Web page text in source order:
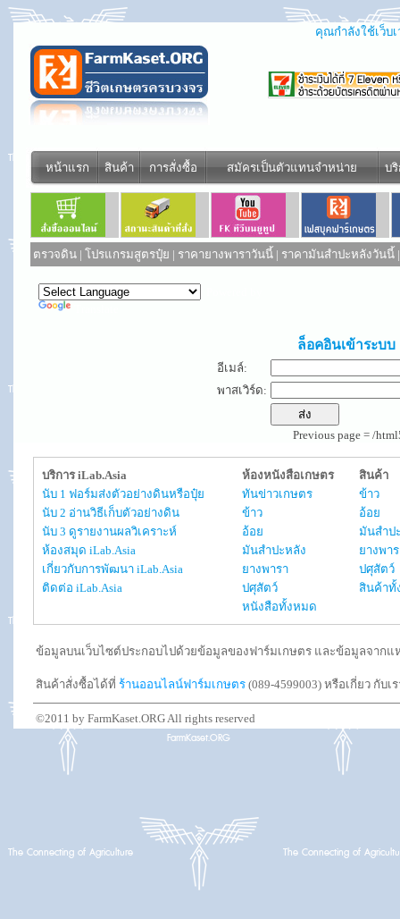
คุณกำลังใช้เว็บ
หน้าแรก สินค้า การสั่งซื้อ สมัครเป็นตัวแทนจำหน่าย บ
ตรวจดิน | โปรแกรมสูตรปุ๋ย | ราคายางพาราวันนี้ | ราคามันสำปะหลังวันนี้
ล็อคอินเข้าระบบ
อีเมล์:
พาสเวิร์ด:
Previous page = /
บริการ iLab.Asia
นับ 1 ฟอร์มส่งตัวอย่างดินหรือปุ๋ย
นับ 2 อ่านวิธีเก็บตัวอย่างดิน
นับ 3 ดูรายงานผลวิเคราะห์
ห้องสมุด iLab.Asia
เกี่ยวกับการพัฒนา iLab.Asia
ติดต่อ iLab.Asia
ห้องหนังสือเกษตร
ทันข่าวเกษตร
ข้าว
อ้อย
มันสำปะหลัง
ยางพารา
ปศุสัตว์
หนังสือทั้งหมด
สินค้า
ข้าว
อ้อย
มันสำป
ยางพา
ปศุสัตว์
สินค้าทั้
ข้อมูลบนเว็บไซต์ประกอบไปด้วยข้อมูลของฟาร์มเกษตร และข้อมูลจาก
สินค้าสั่งซื้อได้ที่ ร้านออนไลน์ฟาร์มเกษตร (089-4599003) หรือเกี่ยว กับเ
©2011 by FarmKaset.ORG All rights reserved